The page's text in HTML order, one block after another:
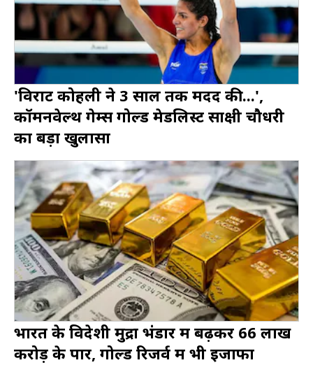
'विराट कोहली ने 3 साल तक मदद की...',
कॉमनवेल्थ गेम्स गोल्ड मेडलिस्ट साक्षी चौधरी
का बड़ा खुलासा
भारत के विदेशी मुद्रा भंडार में बढ़कर ₹66 लाख
करोड़ के पार, गोल्ड रिजर्व में भी इजाफा